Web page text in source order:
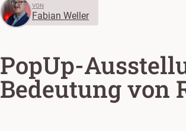
VON
Fabian Weller
PopUp-
Bedeutung von